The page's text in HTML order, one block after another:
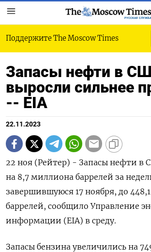
РУССКАЯ СЛУЖБА
Поддержите The Moscow Times
Запасы нефти в
выросли сильнее
-- EIA
22.11.2023
22 ноя (Рейтер) - Запасы нефти в
на 8,7 миллиона баррелей за
завершившуюся 17 ноября, до
баррелей, сообщило Управление
информации (EIA) в среду.
Запасы бензина увеличились на